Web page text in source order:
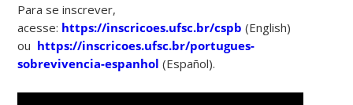
Para se inscrever,
acesse: https://inscricoes.ufsc.br/cspb (English)
ou https://inscricoes.ufsc.br/portugues-
sobrevivencia-espanhol (Español).